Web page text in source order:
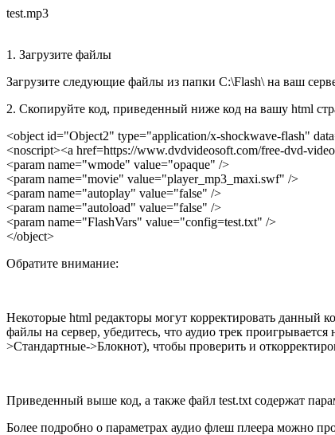
test.mp3
1. Загрузите файлы
Загрузите следующие файлы из папки C:\Flash\ на ваш
2. Скопируйте код, приведенный ниже код на вашу html
<object id="Object2" type="application/x-shockwave-flash"
<noscript><a href=https://www.dvdvideosoft.com/free-dvd-
<param name="wmode" value="opaque" />
<param name="movie" value="player_mp3_maxi.swf" />
<param name="autoplay" value="false" />
<param name="autoload" value="false" />
<param name="FlashVars" value="config=test.txt" />
</object>
Обратите внимание:
Некоторые html редакторы могут корректировать данный
файлы на сервер, убедитесь, что аудио трек
>Стандартные->Блокнот), чтобы проверить и
Приведенный выше код, а также файл test.txt содержат
Более подробно о параметрах аудио флеш плеера можно